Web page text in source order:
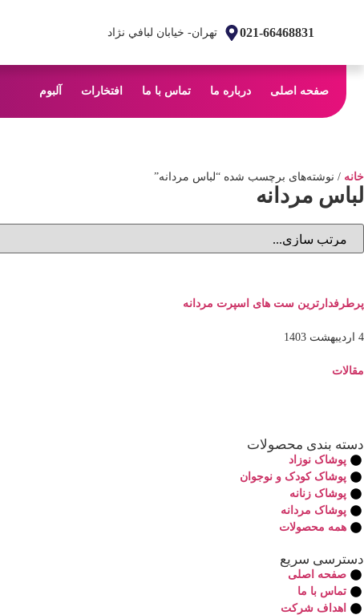
021-66468831 تهران- خیابان لبافي نژاد
صفحه اصلی درباره ما تماس با ما افتخارات آلبوم
خانه / نوشته‌های برچسب شده “لباس مردانه”
لباس مردانه
پرطرفدارترین ست های اسپرت مردانه
4 اردیبهشت 1403
مقالات
دسته بندی محصولات
پوشاک نوزاد
پوشاک کودک و نوجوان
پوشاک زنانه
پوشاک مردانه
همه محصولات
دسترسی سریع
صفحه اصلی
تماس با ما
اهداف شرکت